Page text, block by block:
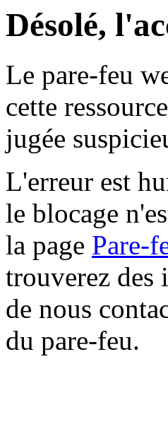
Désolé,
Le pare-feu
cette
jugée
L'erreur est
le blocage
la page Pare-
trouverez des
de nous
du pare-feu.